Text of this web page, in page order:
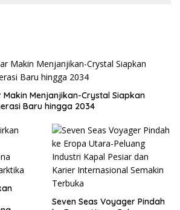
Makin Menjanjikan-Crystal Siapkan
Baru hingga 2034
Seven Seas Voyager Pindah